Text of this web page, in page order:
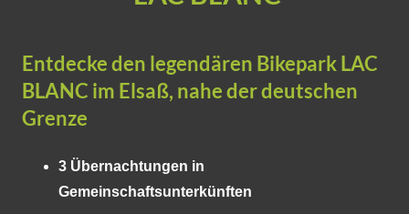
Entdecke den legendären Bikepark LAC
BLANC im Elsaß, nahe der deutschen
Grenze
3 Übernachtungen in
Gemeinschaftsunterkünften